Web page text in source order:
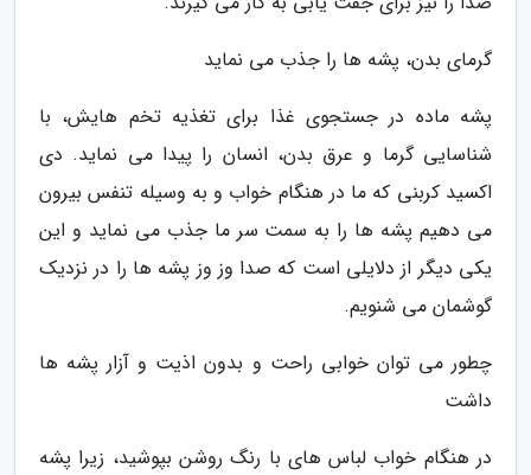
گرمای بدن، پشه ها را جذب می نماید
پشه ماده در جستجوی غذا برای تغذیه تخم هایش، با
شناسایی گرما و عرق بدن، انسان را پیدا می نماید. دی
اکسید کربنی که ما در هنگام خواب و به وسیله تنفس بیرون
می دهیم پشه ها را به سمت سر ما جذب می نماید و این
یکی دیگر از دلایلی است که صدا وز وز پشه ها را در نزدیک
گوشمان می شنویم.
چطور می توان خوابی راحت و بدون اذیت و آزار پشه ها
داشت
در هنگام خواب لباس های با رنگ روشن بپوشید، زیرا پشه